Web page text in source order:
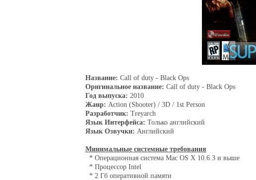
Название: Call of duty - Black Ops
Оригинальное название: Call of duty - Black Ops
Год выпуска: 2010
Жанр: Action (Shooter) / 3D / 1st Person
Разработчик: Treyarch
Язык Интерфейса: Только английский
Язык Озвучки: Английский
Минимальные системные требования
* Операционная система Mac OS X 10.6.3 и выше
* Процессор Intel
* 2 Гб оперативной памяти